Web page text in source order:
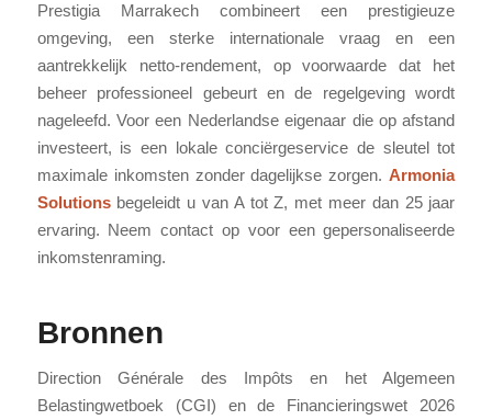
Prestigia Marrakech combineert een prestigieuze
omgeving, een sterke internationale vraag en een
aantrekkelijk netto-rendement, op voorwaarde dat het
beheer professioneel gebeurt en de regelgeving wordt
nageleefd. Voor een Nederlandse eigenaar die op afstand
investeert, is een lokale conciërgeservice de sleutel tot
maximale inkomsten zonder dagelijkse zorgen.Armonia
Solutionsbegeleidt u van A tot Z, met meer dan 25 jaar
ervaring. Neem contact op voor een gepersonaliseerde
inkomstenraming.
Bronnen
Direction Générale des Impôts en het Algemeen
Belastingwetboek (CGI) en de Financieringswet 2026